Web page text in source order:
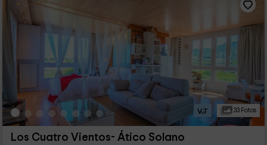
33 Fotos
Los Cuatro Vientos- Ático Solano